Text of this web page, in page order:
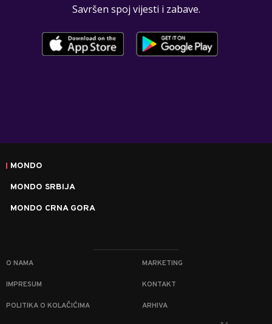
Savršen spoj vijesti i zabave.
MONDO
MONDO SRBIJA
MONDO CRNA GORA
O NAMA MARKETING
IMPRESUM KONTAKT
POLITIKA O KOLAČIĆIMA ARHIVA